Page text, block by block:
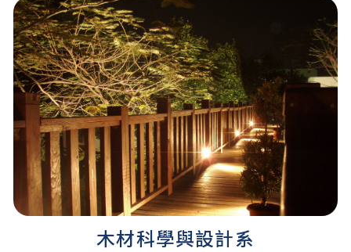
認識更多 ...
木材科學與設計系​